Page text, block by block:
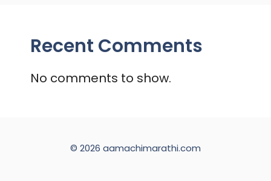
Recent Comments
No comments to show.
© 2026 aamachimarathi.com